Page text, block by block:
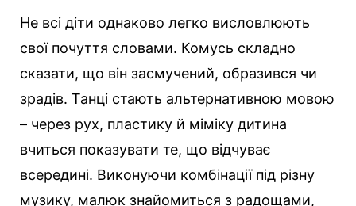
Не всі діти однаково легко висловлюють
свої почуття словами. Комусь складно
сказати, що він засмучений, образився чи
зрадів. Танці стають альтернативною мовою
– через рух, пластику й міміку дитина
вчиться показувати те, що відчуває
всередині. Виконуючи комбінації під різну
музику, малюк знайомиться з радощами,